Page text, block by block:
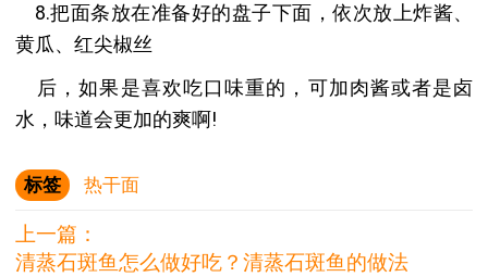
8.把面条放在准备好的盘子下面，依次放上炸酱、
黄瓜、红尖椒丝
后，如果是喜欢吃口味重的，可加肉酱或者是卤
水，味道会更加的爽啊!
标签 热干面
上一篇：
清蒸石斑鱼怎么做好吃？清蒸石斑鱼的做法